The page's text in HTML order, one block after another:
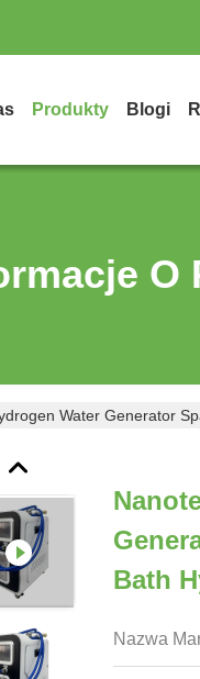
Produkty Blogi
O
Water Generator
Bath
Nazwa